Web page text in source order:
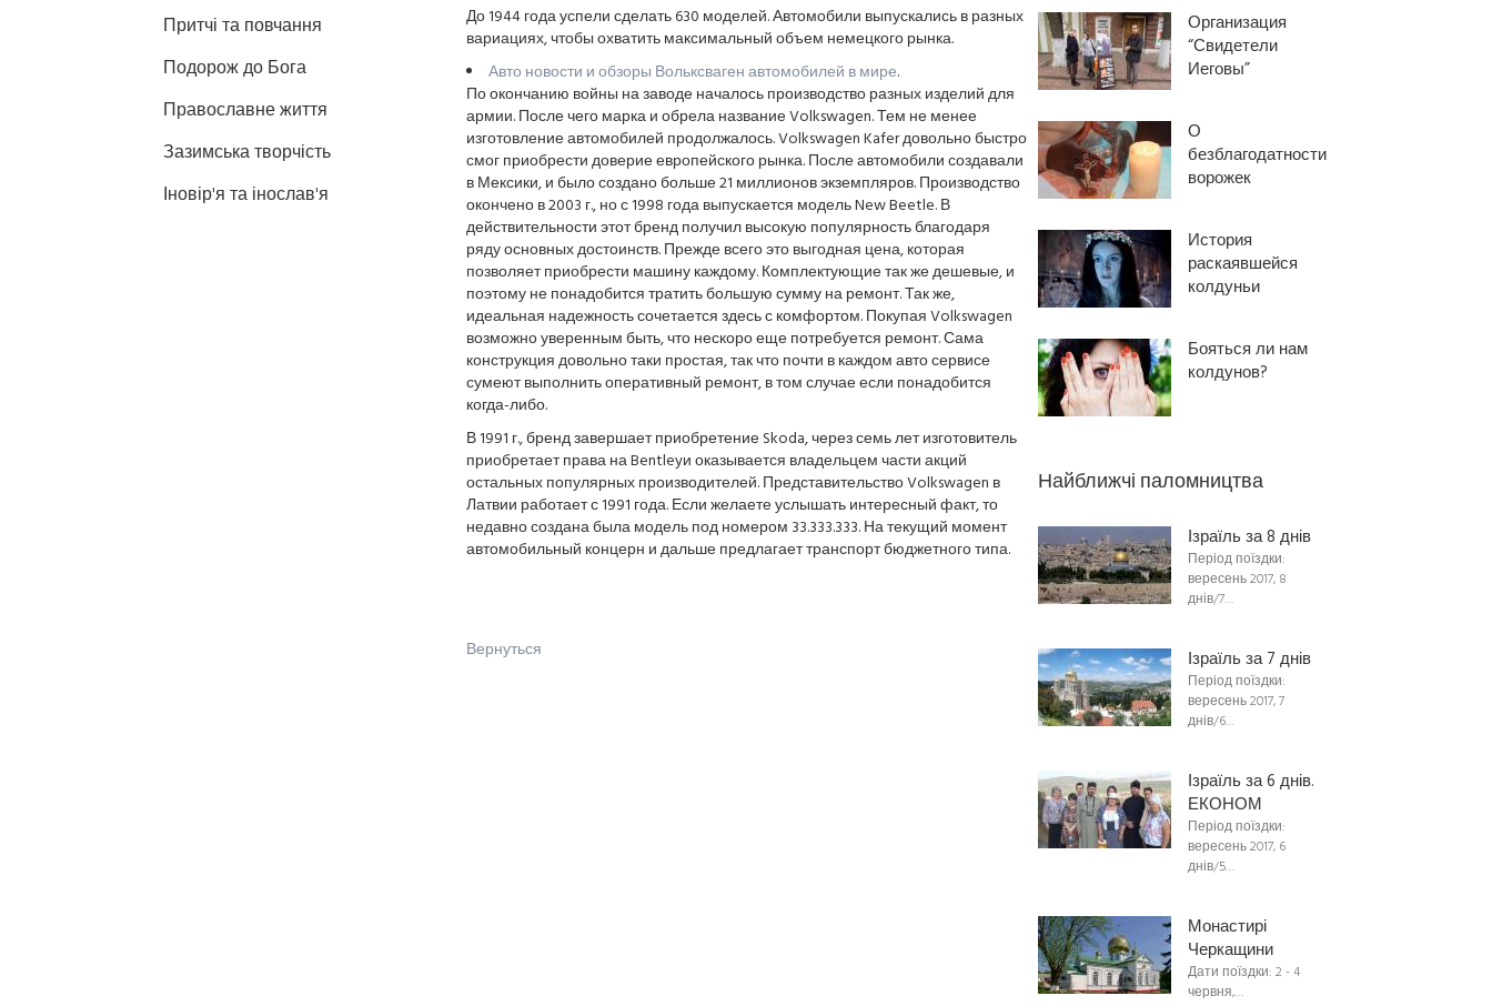
До 1944 года успели сделать 630 моделей. Автомобили выпускались в разных
вариациях, чтобы охватить максимальный объем немецкого рынка.
Авто новости и обзоры Вольксваген автомобилей в мире.
По окончанию войны на заводе началось производство разных изделий для
армии. После чего марка и обрела название Volkswagen. Тем не менее
изготовление автомобилей продолжалось. Volkswagen Kafer довольно быстро
смог приобрести доверие европейского рынка. После автомобили создавали
в Мексики, и было создано больше 21 миллионов экземпляров. Производство
окончено в 2003 г., но с 1998 года выпускается модель New Beetle. В
действительности этот бренд получил высокую популярность благодаря
ряду основных достоинств. Прежде всего это выгодная цена, которая
позволяет приобрести машину каждому. Комплектующие так же дешевые, и
поэтому не понадобится тратить большую сумму на ремонт. Так же,
идеальная надежность сочетается здесь с комфортом. Покупая Volkswagen
возможно уверенным быть, что нескоро еще потребуется ремонт. Сама
конструкция довольно таки простая, так что почти в каждом авто сервисе
сумеют выполнить оперативный ремонт, в том случае если понадобится
когда-либо.
В 1991 г., бренд завершает приобретение Skoda, через семь лет изготовитель
приобретает права на Bentleyи оказывается владельцем части акций
остальных популярных производителей. Представительство Volkswagen в
Латвии работает с 1991 года. Если желаете услышать интересный факт, то
недавно создана была модель под номером 33.333.333. На текущий момент
автомобильный концерн и дальше предлагает транспорт бюджетного типа.
Вернуться
Притчі та повчання
Подорож до Бога
Православне життя
Зазимська творчість
Іновір'я та інослав'я
Организация
“Свидетели
Иеговы”
О
безблагодатности
ворожек
История
раскаявшейся
колдуньи
Бояться ли нам
колдунов?
Найближчі паломництва
Ізраїль за 8 днів
Період поїздки:
вересень 2017, 8
днів/7…
Ізраїль за 7 днів
Період поїздки:
вересень 2017, 7
днів/6…
Ізраїль за 6 днів.
ЕКОНОМ
Період поїздки:
вересень 2017, 6
днів/5…
Монастирі
Черкащини
Дати поїздки: 2 - 4
червня,…